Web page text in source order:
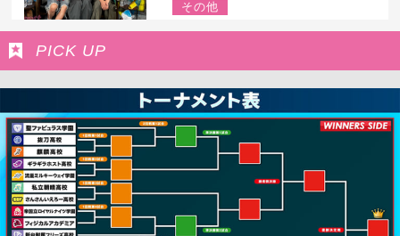
その他
PICK UP